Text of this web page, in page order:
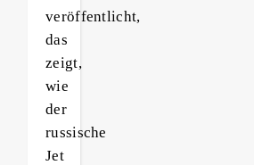
veröffentlicht,
das
zeigt,
wie
der
russische
Jet